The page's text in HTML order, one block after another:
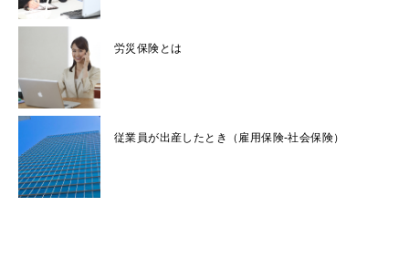
労災保険とは
従業員が出産したとき（雇用保険-社会保険）